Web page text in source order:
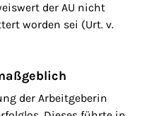
der AU nicht
worden sei (Urt. v.
der Arbeitgeberin